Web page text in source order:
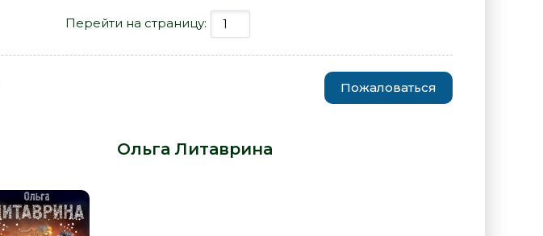
Перейти на страницу:
Пожаловаться
Ольга Литаврина